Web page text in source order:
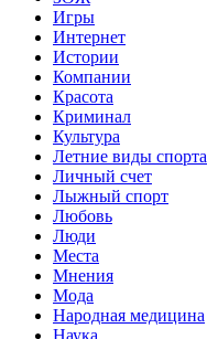
Игры
Интернет
Истории
Компании
Красота
Криминал
Культура
Летние виды спорта
Личный счет
Лыжный спорт
Любовь
Люди
Места
Мнения
Мода
Народная медицина